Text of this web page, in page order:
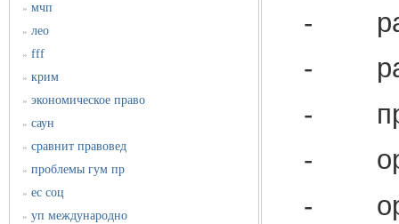
» мчп
» лео
» fff
» крим
» экономическое право
» саун
» сравнит правовед
» проблемы гум пр
» ес соц
» уп международно
-
-
-
-
-